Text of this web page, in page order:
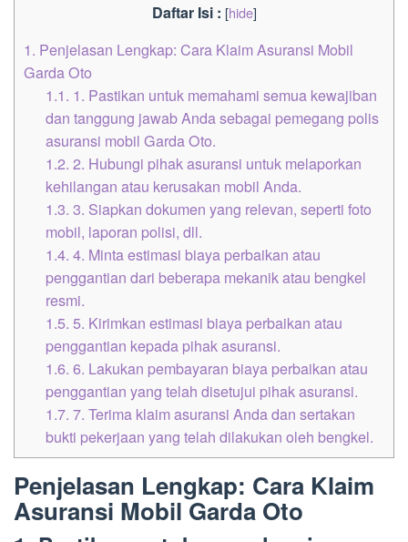
Daftar Isi : [hide]
1. Penjelasan Lengkap: Cara Klaim Asuransi Mobil
Garda Oto
1.1. 1. Pastikan untuk memahami semua kewajiban
dan tanggung jawab Anda sebagai pemegang polis
asuransi mobil Garda Oto.
1.2. 2. Hubungi pihak asuransi untuk melaporkan
kehilangan atau kerusakan mobil Anda.
1.3. 3. Siapkan dokumen yang relevan, seperti foto
mobil, laporan polisi, dll.
1.4. 4. Minta estimasi biaya perbaikan atau
penggantian dari beberapa mekanik atau bengkel
resmi.
1.5. 5. Kirimkan estimasi biaya perbaikan atau
penggantian kepada pihak asuransi.
1.6. 6. Lakukan pembayaran biaya perbaikan atau
penggantian yang telah disetujui pihak asuransi.
1.7. 7. Terima klaim asuransi Anda dan sertakan
bukti pekerjaan yang telah dilakukan oleh bengkel.
Penjelasan Lengkap: Cara Klaim
Asuransi Mobil Garda Oto